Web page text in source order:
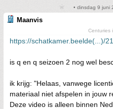
• dinsdag 9 juni
Maanvis
Centuries
https://schatkamer.beelde(...)/
is q en q seizoen 2 nog wel
ik krijg: "Helaas, vanwege
materiaal niet afspelen in jouw
Deze video is alleen binnen